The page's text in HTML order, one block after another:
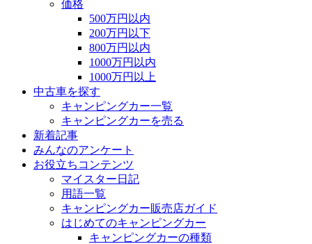
価格
500万円以内
200万円以下
800万円以内
1000万円以内
1000万円以上
中古車を探す
キャンピングカー一覧
キャンピングカーを売る
新着記事
みんなのアンケート
お役立ちコンテンツ
マイスター日記
用語一覧
キャンピングカー販売店ガイド
はじめてのキャンピングカー
キャンピングカーの種類